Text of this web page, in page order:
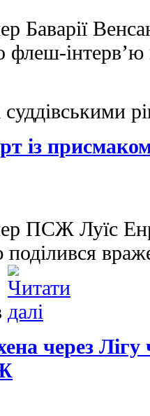
Баварії
флеш-
суддівськими
із
ПСЖ Луїс
через Лігу